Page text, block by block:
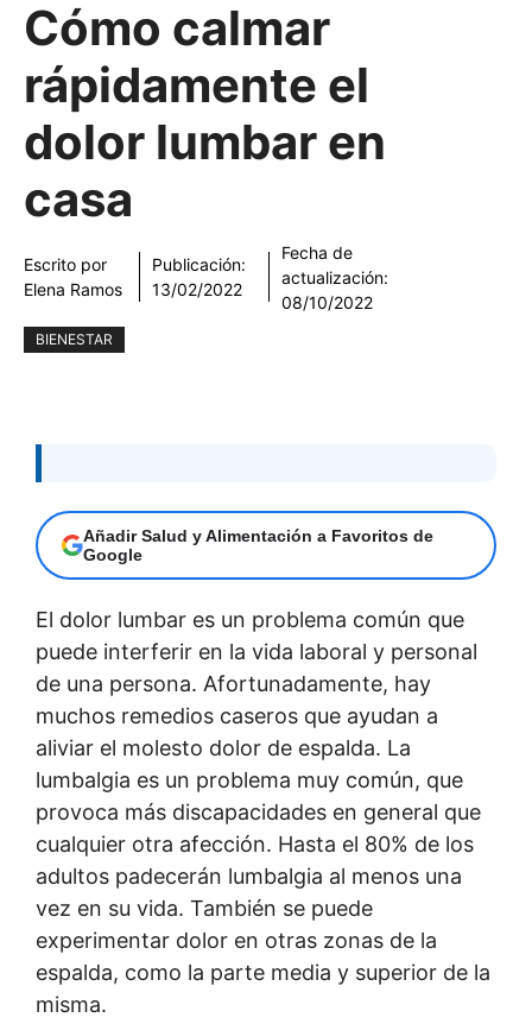
Cómo calmar
rápidamente el
dolor lumbar en
casa
Escrito por
Elena Ramos
Publicación:
13/02/2022
Fecha de
actualización:
08/10/2022
BIENESTAR
Añadir Salud y Alimentación a Favoritos de
Google
El dolor lumbar es un problema común que
puede interferir en la vida laboral y personal
de una persona. Afortunadamente, hay
muchos remedios caseros que ayudan a
aliviar el molesto dolor de espalda. La
lumbalgia es un problema muy común, que
provoca más discapacidades en general que
cualquier otra afección. Hasta el 80% de los
adultos padecerán lumbalgia al menos una
vez en su vida. También se puede
experimentar dolor en otras zonas de la
espalda, como la parte media y superior de la
misma.